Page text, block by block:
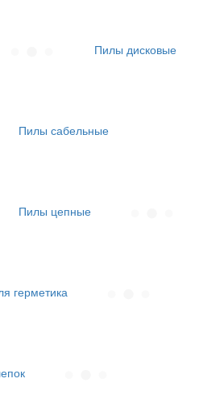
Пилы дисковые
Пилы сабельные
Пилы цепные
герметика